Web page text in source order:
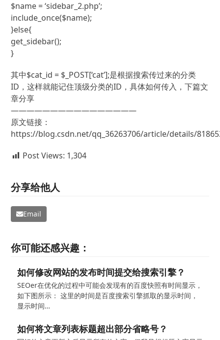
$name = ‘sidebar_2.php’;
include_once($name);
}else{
get_sidebar();
}
其中$cat_id = $_POST[‘cat’];是根据搜索传过来的分类
ID，这样就能记住顶级分类的ID，具体如何传入，下篇文
章分享
————————————————
原文链接：
https://blog.csdn.net/qq_36263706/article/details/
Post Views: 1,304
分享给他人
Email
你可能还感兴趣：
如何修改网站的发布时间提交给搜索引擎？
SEOer在优化的过程中可能会发现有的百度快照有时间显示，
如下图所示： 这里的时间是百度搜索引擎抓取的显示时间，
显示时间…
如何将文章列表标题超出部分省略号？